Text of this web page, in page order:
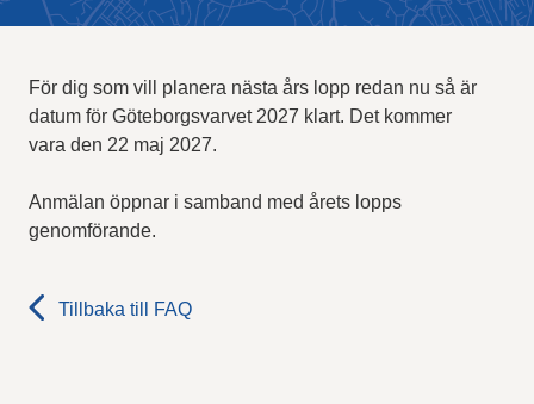
För dig som vill planera nästa års lopp redan nu så är
datum för Göteborgsvarvet 2027 klart. Det kommer
vara den 22 maj 2027.
Anmälan öppnar i samband med årets lopps
genomförande.
Tillbaka till FAQ
Spring för välgörenhet
Res, bo, upplev
Hållbarhet